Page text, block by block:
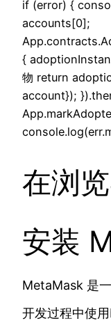
if (error) {
accounts[0];
{
物 return
account});
在浏
安装
MetaMask 是
开发过程中使